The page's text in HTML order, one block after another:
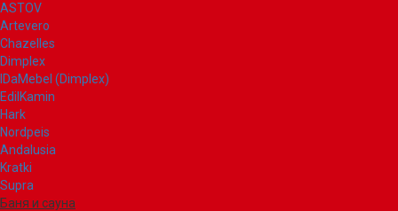
ASTOV
Artevero
Chazelles
Dimplex
IDaMebel (Dimplex)
EdilKamin
Hark
Nordpeis
Andalusia
Kratki
Supra
Баня и сауна